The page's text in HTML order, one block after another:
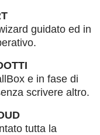
guidato ed in
e in fase di
scrivere altro.
tutta la